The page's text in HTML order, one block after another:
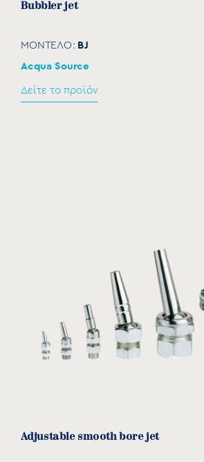
Bubbler jet
ΜΟΝΤΕΛΟ: BJ
Acqua Source
Δείτε το προϊόν
Αdjustable smooth bore jet